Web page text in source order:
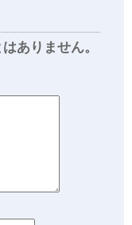
ありません。